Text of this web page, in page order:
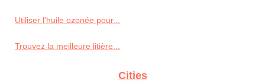
Utiliser l'huile ozonée pour...
Trouvez la meilleure litière...
Cities